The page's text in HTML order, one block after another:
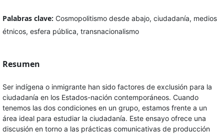
Palabras clave: Cosmopolitismo desde abajo, ciudadanía, medios
étnicos, esfera pública, transnacionalismo
Resumen
Ser indígena o inmigrante han sido factores de exclusión para la
ciudadanía en los Estados-nación contemporáneos. Cuando
tenemos las dos condiciones en un grupo, estamos frente a un
área ideal para estudiar la ciudadanía. Este ensayo ofrece una
discusión en torno a las prácticas comunicativas de producción